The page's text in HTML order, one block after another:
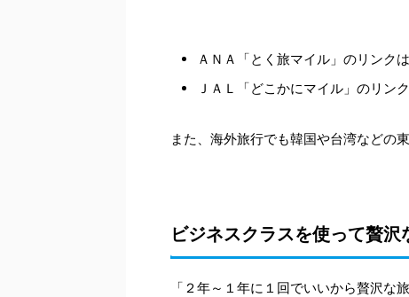
ＡＮＡ「とく旅マイル」のリンクは
ＪＡＬ「どこかにマイル」のリン
また、海外旅行でも韓国や台湾などの
ビジネスクラスを使って贅沢
「２年～１年に１回でいいから贅沢な